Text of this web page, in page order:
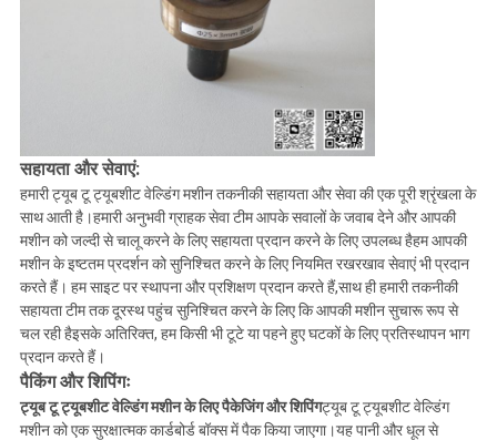
सहायता और सेवाएं:
हमारी ट्यूब टू ट्यूबशीट वेल्डिंग मशीन तकनीकी सहायता और सेवा की एक पूरी श्रृंखला के
साथ आती है।हमारी अनुभवी ग्राहक सेवा टीम आपके सवालों के जवाब देने और आपकी
मशीन को जल्दी से चालू करने के लिए सहायता प्रदान करने के लिए उपलब्ध हैहम आपकी
मशीन के इष्टतम प्रदर्शन को सुनिश्चित करने के लिए नियमित रखरखाव सेवाएं भी प्रदान
करते हैं। हम साइट पर स्थापना और प्रशिक्षण प्रदान करते हैं,साथ ही हमारी तकनीकी
सहायता टीम तक दूरस्थ पहुंच सुनिश्चित करने के लिए कि आपकी मशीन सुचारू रूप से
चल रही हैइसके अतिरिक्त, हम किसी भी टूटे या पहने हुए घटकों के लिए प्रतिस्थापन भाग
प्रदान करते हैं।
पैकिंग और शिपिंगः
ट्यूब टू ट्यूबशीट वेल्डिंग मशीन के लिए पैकेजिंग और शिपिंगट्यूब टू ट्यूबशीट वेल्डिंग
मशीन को एक सुरक्षात्मक कार्डबोर्ड बॉक्स में पैक किया जाएगा।यह पानी और धूल से